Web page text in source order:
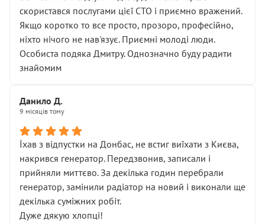
скористався послугами цієї СТО і приємно вражений.
Якщо коротко то все просто, прозоро, професійно,
ніхто нічого не нав'язує. Приємні молоді люди.
Особиста подяка Дмитру. Однозначно буду радити
знайомим
Данило Д.
9 місяців тому
Їхав з відпустки на Донбас, не встиг виїхати з Києва,
накрився генератор. Передзвонив, записали і
прийняли миттєво. За декілька годин перебрали
генератор, замінили радіатор на новий і виконали ще
декілька суміжних робіт.
Дуже дякую хлопці!